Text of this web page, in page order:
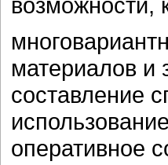
материалов и
составление
оперативное